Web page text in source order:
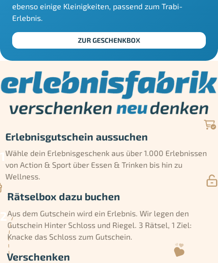
ebenso einige Kleinigkeiten, passend zum Trabi-
Erlebnis.
ZUR GESCHENKBOX
Erlebnisgutschein aussuchen
Wähle dein Erlebnisgeschenk aus über 1.000 Erlebnissen
von Action & Sport über Essen & Trinken bis hin zu
Wellness.
Rätselbox dazu buchen
Aus dem Gutschein wird ein Erlebnis. Wir legen den
Gutschein Hinter Schloss und Riegel. 3 Rätsel, 1 Ziel:
Knacke das Schloss zum Gutschein.
Verschenken